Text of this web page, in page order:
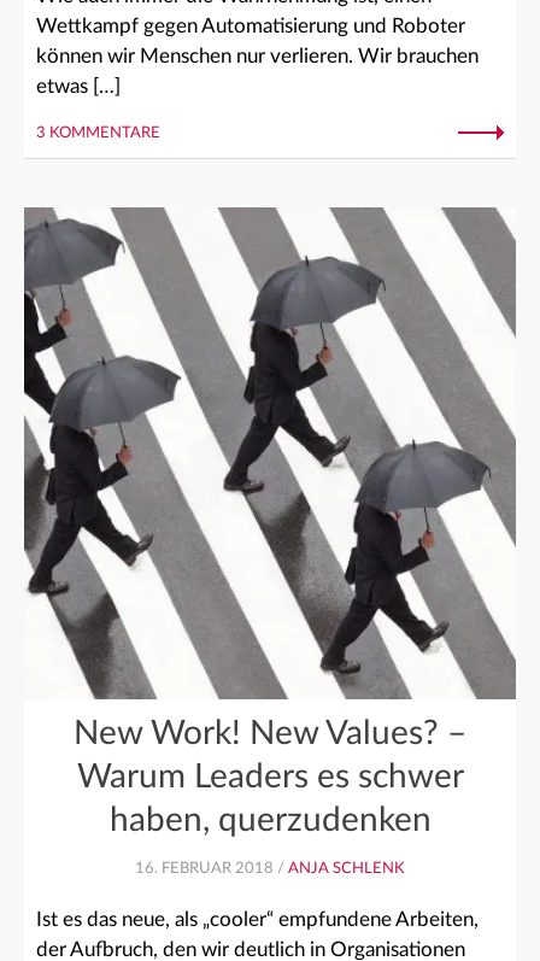
Wettkampf gegen Automatisierung und Roboter
können wir Menschen nur verlieren. Wir brauchen
etwas […]
3 KOMMENTARE
New Work! New Values? –
Warum Leaders es schwer
haben, querzudenken
16. FEBRUAR 2018 / ANJA SCHLENK
Ist es das neue, als „cooler“ empfundene Arbeiten,
der Aufbruch, den wir deutlich in Organisationen